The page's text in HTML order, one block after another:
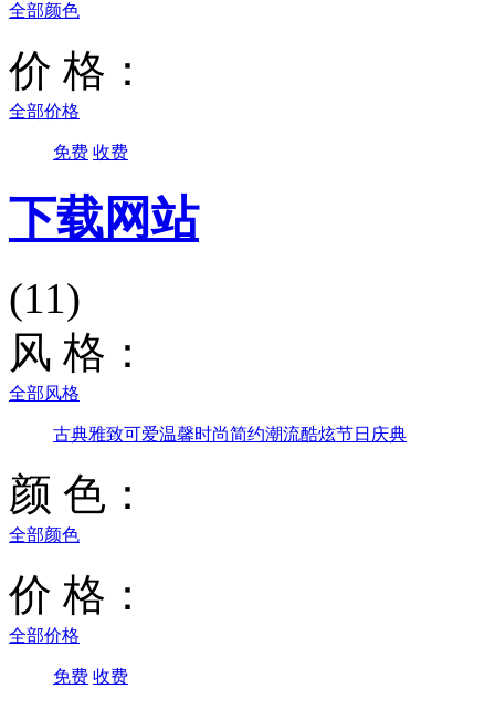
全部颜色
价 格：
全部价格
免费 收费
下载网站
(11)
风 格：
全部风格
古典雅致可爱温馨时尚简约潮流酷炫节日庆典
颜 色：
全部颜色
价 格：
全部价格
免费 收费